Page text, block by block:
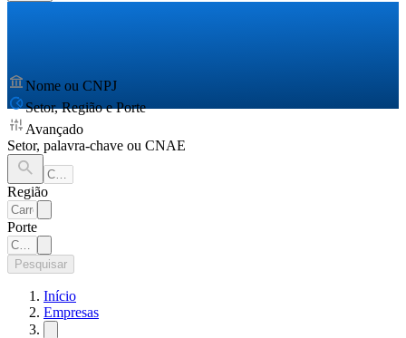
Nome ou CNPJ
Setor, Região e Porte
Avançado
Setor, palavra-chave ou CNAE
Região
Porte
Pesquisar
Início
Empresas